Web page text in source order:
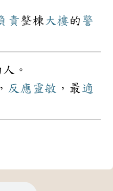
責整棟 大樓的 警
。
， 反應 靈敏 ，最 適